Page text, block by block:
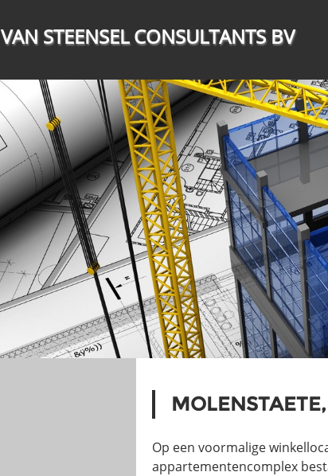
Op een voormalige
appartementencomplex
VAN STEENSEL CONSULTANTS BV